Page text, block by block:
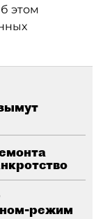
этом
режим